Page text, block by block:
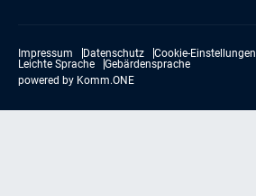
Impressum Datenschutz Cookie-Einstellungen
Leichte Sprache
Gebärdensprache
powered by Komm.ONE